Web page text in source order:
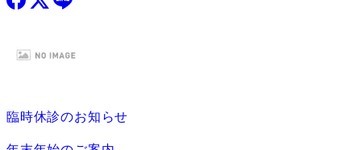
臨時休診のお知らせ